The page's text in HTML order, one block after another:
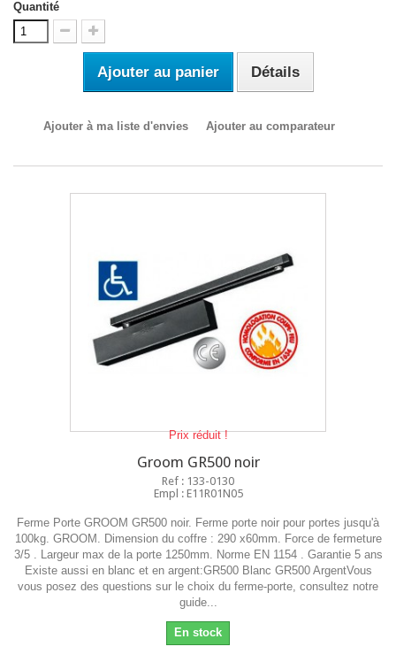
Quantité
Ajouter au panier Détails
Ajouter à ma liste d'envies Ajouter au comparateur
Prix réduit !
Groom GR500 noir
Ref : 133-0130
Empl : E11R01N05
Ferme Porte GROOM GR500 noir. Ferme porte noir pour portes jusqu'à
100kg. GROOM. Dimension du coffre : 290 x60mm. Force de fermeture
3/5 . Largeur max de la porte 1250mm. Norme EN 1154 . Garantie 5 ans
Existe aussi en blanc et en argent:GR500 Blanc GR500 ArgentVous
vous posez des questions sur le choix du ferme-porte, consultez notre
guide...
En stock